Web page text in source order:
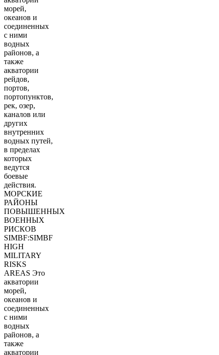
морей,
океанов и
соединенных
с ними
водных
районов, а
также
акватории
рейдов,
портов,
портопунктов,
рек, озер,
каналов или
других
внутренних
водных путей,
в пределах
которых
ведутся
боевые
действия.
МОРСКИЕ
РАЙОНЫ
ПОВЫШЕННЫХ
ВОЕННЫХ
РИСКОВ
SIMBF:SIMBF
HIGH
MILITARY
RISKS
AREAS Это
акватории
морей,
океанов и
соединенных
с ними
водных
районов, а
также
акватории